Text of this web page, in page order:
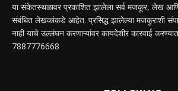
या संकेतस्थळावर प्रकाशित झालेला सर्व मजकूर, लेख
संबंधित लेखकांकडे आहेत. प्रसिद्ध झालेल्या मजकुराशी
नाही याचे उल्लंघन करणाऱ्यांवर कायदेशीर कारवाई
7887776668